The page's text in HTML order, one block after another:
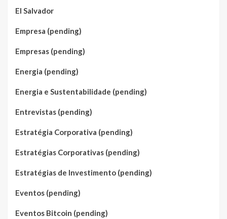
El Salvador
Empresa (pending)
Empresas (pending)
Energia (pending)
Energia e Sustentabilidade (pending)
Entrevistas (pending)
Estratégia Corporativa (pending)
Estratégias Corporativas (pending)
Estratégias de Investimento (pending)
Eventos (pending)
Eventos Bitcoin (pending)